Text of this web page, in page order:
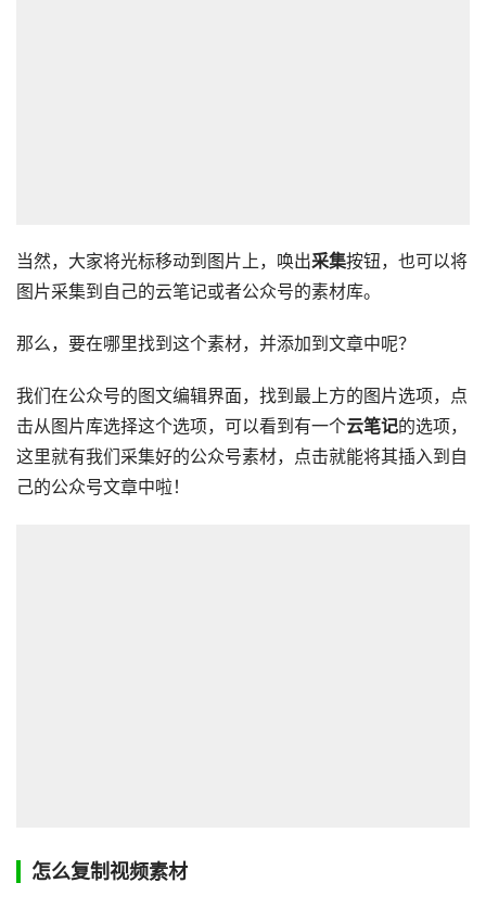
当然，大家将光标移动到图片上，唤出采集按钮，也可以将
图片采集到自己的云笔记或者公众号的素材库。
那么，要在哪里找到这个素材，并添加到文章中呢？
我们在公众号的图文编辑界面，找到最上方的图片选项，点
击从图片库选择这个选项，可以看到有一个云笔记的选项，
这里就有我们采集好的公众号素材，点击就能将其插入到自
己的公众号文章中啦！
怎么复制视频素材